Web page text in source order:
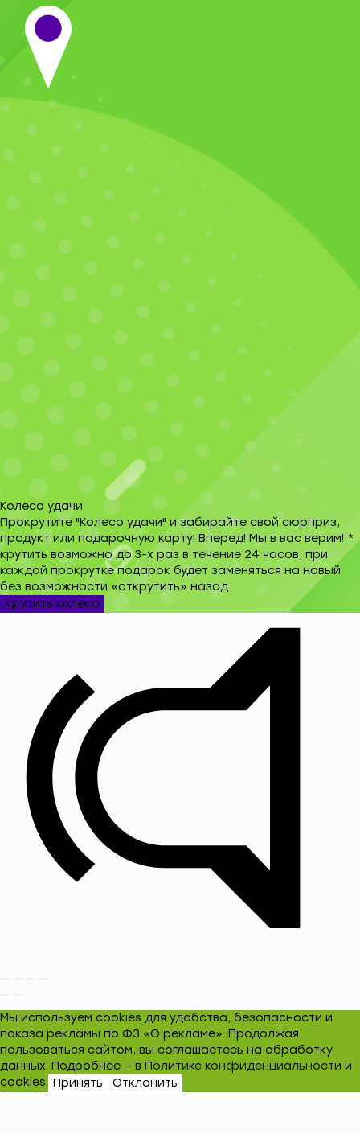
Колесо удачи
Прокрутите "Колесо удачи" и забирайте свой сюрприз,
продукт или подарочную карту! Вперед! Мы в вас верим! *
крутить возможно до 3-х раз в течение 24 часов, при
каждой прокрутке подарок будет заменяться на новый
без возможности «открутить» назад.
Крутить колесо
Мы используем cookies для удобства, безопасности и
показа рекламы по ФЗ «О рекламе». Продолжая
пользоваться сайтом, вы соглашаетесь на обработку
данных. Подробнее — в Политике конфиденциальности и
cookies. Принять Отклонить